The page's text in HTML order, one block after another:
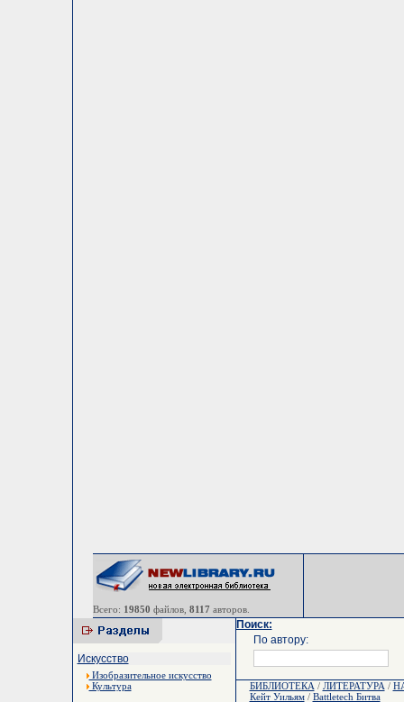
Всего: 19850 файлов, 8117 авторов.
Искусство
Изобразительное искусство
Культура
Поиск:
По автору:
БИБЛИОТЕКА / ЛИТЕРАТУРА /
Кейт Уильям/ Battletech Битва